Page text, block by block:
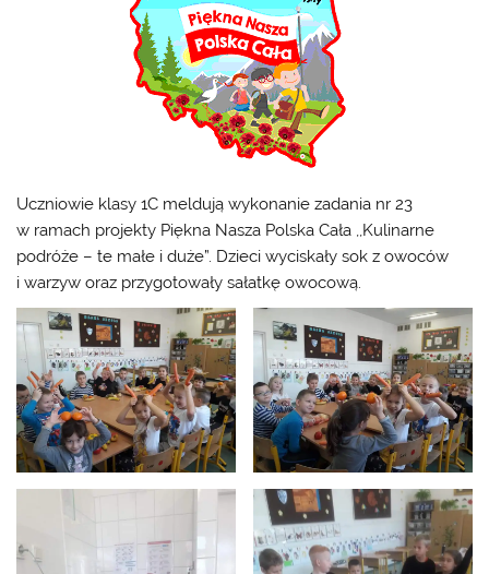
Uczniowie klasy 1C meldują wykonanie zadania nr 23
w ramach projekty Piękna Nasza Polska Cała ,,Kulinarne
podróże – te małe i duże”. Dzieci wyciskały sok z owoców
i warzyw oraz przygotowały sałatkę owocową.